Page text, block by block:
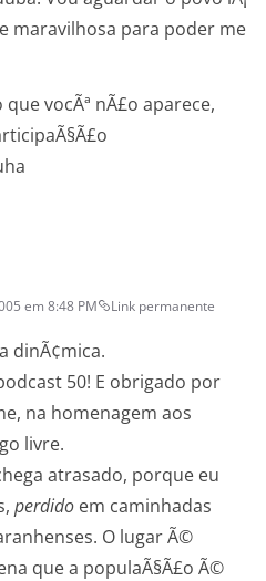
maravilhosa para poder me
vocÃª nÃ£o aparece,
em 8:48 PM Link permanente
dinÃ¢mica.
50! E obrigado por
na homenagem aos
livre.
atrasado, porque eu
perdido em caminhadas
O lugar Ã©
que a populaÃ§Ã£o Ã©